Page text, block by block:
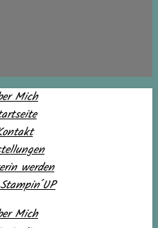
Mich
werden
Mich